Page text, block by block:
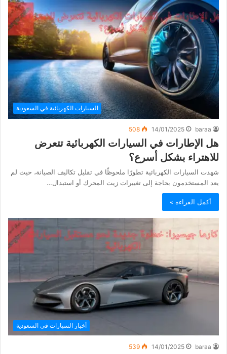
السيارات الكهربائية في السعودية
baraa
14/01/2025
508
هل الإطارات في السيارات الكهربائية تتعرض
للاهتراء بشكل أسرع؟
شهدت السيارات الكهربائية تطورًا ملحوظًا في تقليل تكاليف الصيانة، حيث لم
يعد المستخدمون بحاجة إلى تغييرات زيت المحرك أو استبدال…
أكمل القراءة »
أخبار السيارات في السعودية
baraa
14/01/2025
539